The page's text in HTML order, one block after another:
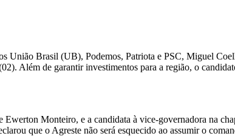
União Brasil (UB), Podemos, Patriota e PSC, Miguel
Além de garantir investimentos para a região, o
Monteiro, e a candidata à vice-governadora na
que o Agreste não será esquecido ao assumir o